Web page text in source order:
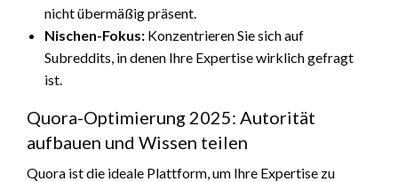
nicht übermäßig präsent.
Nischen-Fokus: Konzentrieren Sie sich auf
Subreddits, in denen Ihre Expertise wirklich gefragt
ist.
Quora-Optimierung 2025: Autorität
aufbauen und Wissen teilen
Quora ist die ideale Plattform, um Ihre Expertise zu